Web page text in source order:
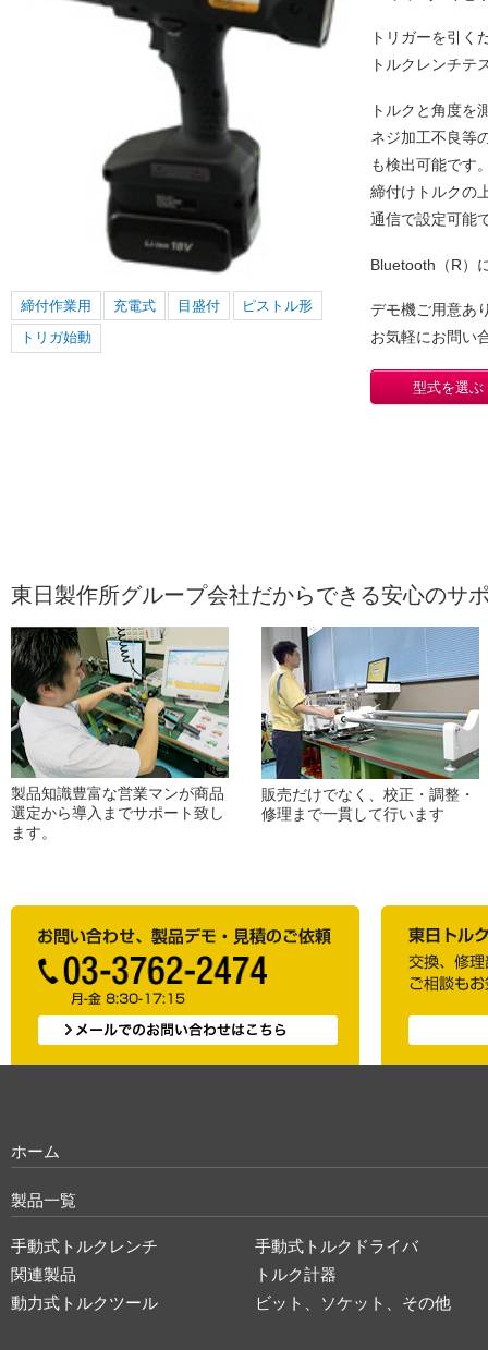
締付作業用 充電式 目盛付
ピストル形
トリガ始動
トリガーを引く
トルクレンチテ
トルクと角度を
ネジ加工不良等
も検出可能です
締付けトルクの
通信で設定可能
Bluetooth（R）
デモ機ご用意あ
お気軽にお問い
型式を選ぶ
東日製作所グループ会社だからできる安心のサ
製品知識豊富な営業マンが商品
選定から導入までサポート致し
ます。
販売だけでなく、校正・調整・
修理まで一貫して行います
ホーム
製品一覧
手動式トルクレンチ
手動式トルクドライバ
関連製品
トルク計器
動力式トルクツール
ビット、ソケット、その他